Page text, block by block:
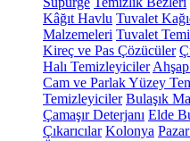
Kâğıt Havlu Tuvalet
Malzemeleri Tuvalet
Kireç ve Pas Çözücüler
Halı Temizleyiciler
Cam ve Parlak Yüzey
Temizleyiciler Bulaşık
Çamaşır Deterjanı Elde
Çıkarıcılar Kolonya